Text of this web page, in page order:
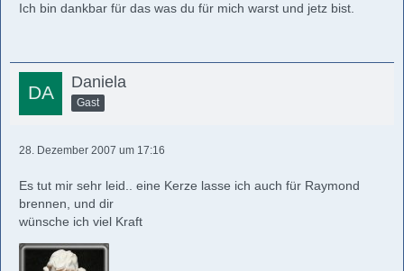
Ich bin dankbar für das was du für mich warst und jetz bist.
Daniela
Gast
28. Dezember 2007 um 17:16
Es tut mir sehr leid.. eine Kerze lasse ich auch für Raymond
brennen, und dir
wünsche ich viel Kraft